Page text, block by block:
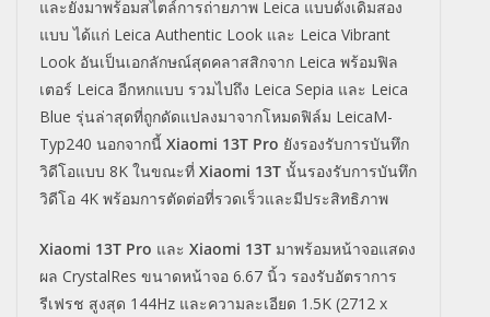
และยังมาพร้อมสไตล์การถ่ายภาพ Leica แบบดั้งเดิมสอง
แบบ ได้แก่ Leica Authentic Look และ Leica Vibrant
Look อันเป็นเอกลักษณ์สุดคลาสสิกจาก Leica พร้อมฟิล
เตอร์ Leica อีกหกแบบ รวมไปถึง Leica Sepia และ Leica
Blue รุ่นล่าสุดที่ถูกดัดแปลงมาจากโหมดฟิล์ม LeicaM-
Typ240 นอกจากนี้ Xiaomi 13T Pro ยังรองรับการบันทึก
วิดีโอแบบ 8K ในขณะที่ Xiaomi 13T นั้นรองรับการบันทึก
วิดีโอ 4K พร้อมการตัดต่อที่รวดเร็วและมีประสิทธิภาพ
Xiaomi 13T Pro และ Xiaomi 13T มาพร้อมหน้าจอแสดง
ผล CrystalRes ขนาดหน้าจอ 6.67 นิ้ว รองรับอัตราการ
รีเฟรช สูงสุด 144Hz และความละเอียด 1.5K (2712 x